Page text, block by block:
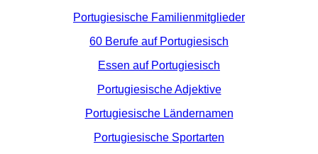
Portugiesische Familienmitglieder
60 Berufe auf Portugiesisch
Essen auf Portugiesisch
Portugiesische Adjektive
Portugiesische Ländernamen
Portugiesische Sportarten